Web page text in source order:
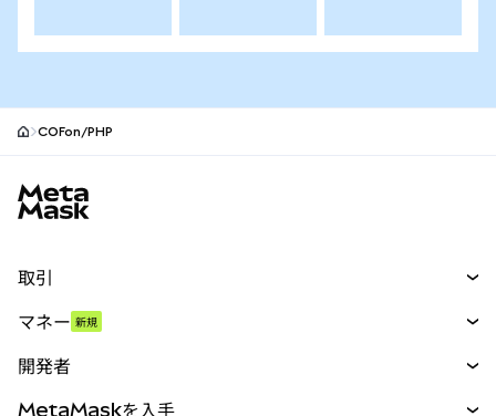
COFon/PHP
取引
パーペチュアル
マネー 新規
開発者
MetaMaskを入手